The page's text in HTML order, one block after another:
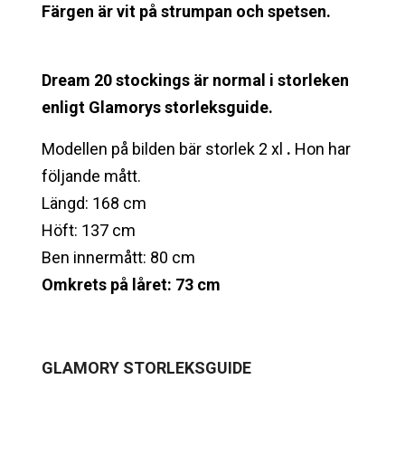
Färgen är vit på strumpan och spetsen.
Dream 20stockings är normal i storleken
enligt Glamorys storleksguide.
Modellen på bilden bär storlek 2 xl . Hon har
följande mått.
Längd: 168 cm
Höft: 137 cm
Ben innermått: 80 cm
Omkrets på låret: 73 cm
GLAMORY STORLEKSGUIDE